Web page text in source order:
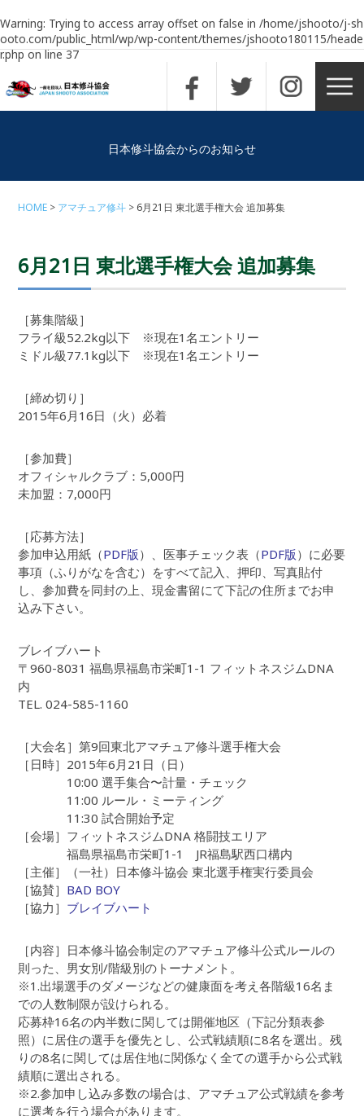
Warning: Trying to access array offset on false in /home/jshooto/j-sh
ooto.com/public_html/wp/wp-content/themes/jshooto180115/heade
r.phpon line37
日本修斗協会からのお知らせ
HOME アマチュア修斗 6月21日 東北選手権大会 追加募集
6月21日 東北選手権大会 追加募集
［募集階級］
フライ級52.2kg以下 ※現在1名エントリー
ミドル級77.1kg以下 ※現在1名エントリー
［締め切り］
2015年6月16日（火）必着
［参加費］
オフィシャルクラブ：5,000円
未加盟：7,000円
［応募方法］
参加申込用紙（PDF版）、医事チェック表（PDF版）に必要
事項（ふりがなを含む）をすべて記入、押印、写真貼付
し、参加費を同封の上、現金書留にて下記の住所までお申
込み下さい。
ブレイブハート
〒960-8031 福島県福島市栄町1-1 フィットネスジムDNA
内
TEL. 024-585-1160
［大会名］第9回東北アマチュア修斗選手権大会
［日時］2015年6月21日（日）
10:00 選手集合〜計量・チェック
11:00 ルール・ミーティング
11:30 試合開始予定
［会場］フィットネスジムDNA 格闘技エリア
福島県福島市栄町1-1 JR福島駅西口構内
［主催］（一社）日本修斗協会 東北選手権実行委員会
［協賛］ BAD BOY
［協力］ ブレイブハート
［内容］日本修斗協会制定のアマチュア修斗公式ルールの
則った、男女別/階級別のトーナメント。
※1.出場選手のダメージなどの健康面を考え各階級16名ま
での人数制限が設けられる。
応募枠16名の内半数に関しては開催地区（下記分類表参
照）に居住の選手を優先とし、公式戦績順に8名を選出。残
りの8名に関しては居住地に関係なく全ての選手から公式戦
績順に選出される。
※2.参加申し込み多数の場合は、アマチュア公式戦績を参考
に選考を行う場合があります。